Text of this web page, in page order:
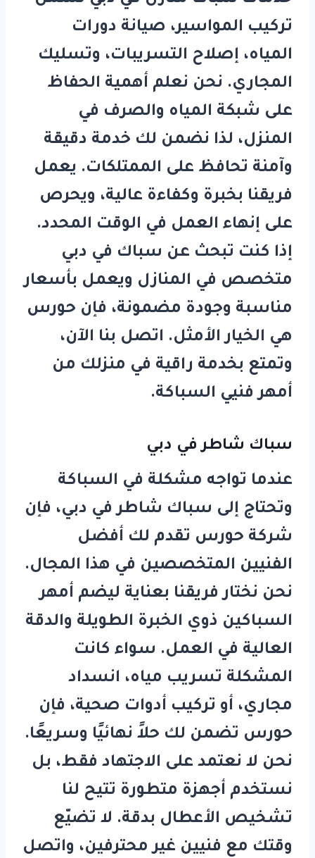
تركيب المواسير، صيانة دورات
المياه، إصلاح التسريبات، وتسليك
المجاري. نحن نعلم أهمية الحفاظ
على شبكة المياه والصرف في
المنزل، لذا نضمن لك خدمة دقيقة
وآمنة تحافظ على الممتلكات. يعمل
فريقنا بخبرة وكفاءة عالية، ويحرص
على إنهاء العمل في الوقت المحدد.
إذا كنت تبحث عن سباك في دبي
متخصص في المنازل ويعمل بأسعار
مناسبة وجودة مضمونة، فإن حورس
هي الخيار الأمثل. اتصل بنا الآن،
وتمتع بخدمة راقية في منزلك من
أمهر فنيي السباكة.
سباك شاطر في دبي
عندما تواجه مشكلة في السباكة
وتحتاج إلى سباك شاطر في دبي، فإن
شركة حورس تقدم لك أفضل
الفنيين المتخصصين في هذا المجال.
نحن نختار فريقنا بعناية ليضم أمهر
السباكين ذوي الخبرة الطويلة والدقة
العالية في العمل. سواء كانت
المشكلة تسريب مياه، انسداد
مجاري، أو تركيب أدوات صحية، فإن
حورس تضمن لك حلاً نهائيًا وسريعًا.
نحن لا نعتمد على الاجتهاد فقط، بل
نستخدم أجهزة متطورة تتيح لنا
تشخيص الأعطال بدقة. لا تضيّع
وقتك مع فنيين غير محترفين، واتصل